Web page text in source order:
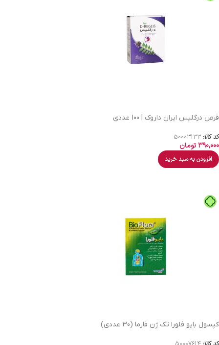
قرص درگلیس ایران داروک | 100 عددی
کد کالا: 50003133
390,000تومان
افزودن به سبد خرید
کپسول بایو فلورا تک ژن فارما (30 عددی)